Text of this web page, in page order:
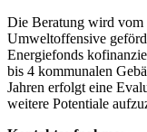
Die Beratung wird vom
Umweltoffensive
Energiefonds
bis 4 kommunalen
Jahren erfolgt eine
weitere Potentiale